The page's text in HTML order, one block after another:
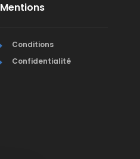
Mentions
Conditions
Confidentialité